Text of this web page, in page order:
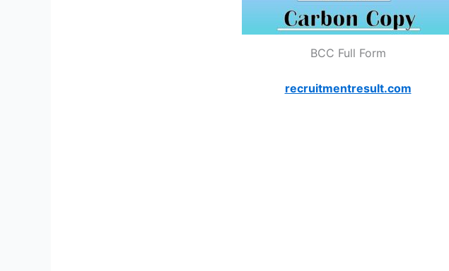
BCC Full Form
recruitmentresult.com